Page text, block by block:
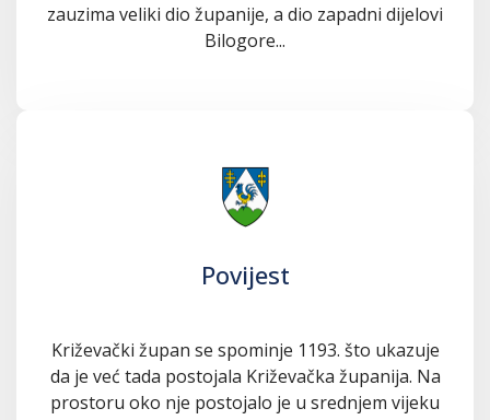
zauzima veliki dio županije, a dio zapadni dijelovi
Bilogore...
Povijest
Križevački župan se spominje 1193. što ukazuje
da je već tada postojala Križevačka županija. Na
prostoru oko nje postojalo je u srednjem vijeku